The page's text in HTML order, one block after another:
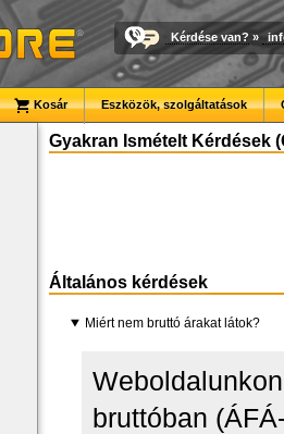
Kérdése van? »
Kosár Eszközök, szolgáltatások
Gyakran Ismételt Kérdések
Általános kérdések
Miért nem bruttó árakat látok?
bruttóban